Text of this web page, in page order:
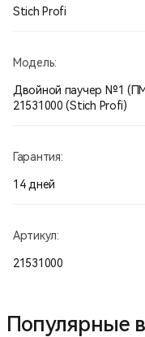
Stich Profi
Модель:
Двойной паучер №1
21531000 (Stich Profi)
Гарантия:
14 дней
Артикул:
21531000
Популярные